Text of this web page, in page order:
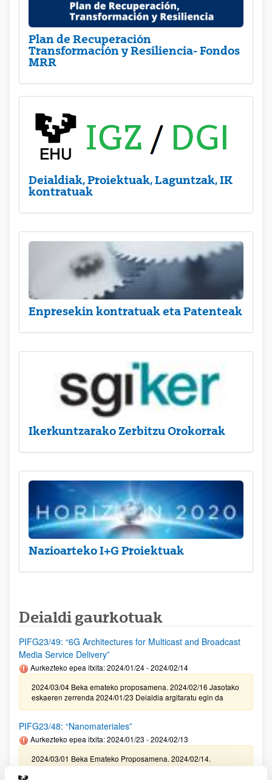
Plan de Recuperación
Transformación y Resiliencia- Fondos
MRR
Deialdiak, Proiektuak, Laguntzak, IK
kontratuak
Enpresekin kontratuak eta Patenteak
Ikerkuntzarako Zerbitzu Orokorrak
Nazioarteko I+G Proiektuak
Deialdi gaurkotuak
PIFG23/49: “6G Architectures for Multicast and Broadcast
Media Service Delivery”
Aurkezteko epea itxita: 2024/01/24 - 2024/02/14
2024/03/04 Beka emateko proposamena. 2024/02/16 Jasotako
eskaeren zerrenda 2024/01/23 Deialdia argitaratu egin da
PIFG23/48: “Nanomateriales”
Aurkezteko epea itxita: 2024/01/23 - 2024/02/13
2024/03/01 Beka Emateko Proposamena. 2024/02/14.
Balorazio fasera pasako diren jasotako eskaeren zerrenda .